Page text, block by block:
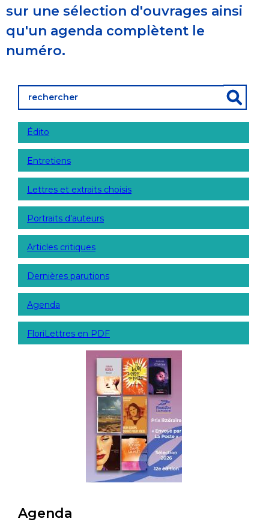
sur une sélection d'ouvrages ainsi
qu'un agenda complètent le
numéro.
Agenda
Édito
Entretiens
Lettres et extraits choisis
Portraits d’auteurs
Articles critiques
Dernières parutions
Agenda
FloriLettres en PDF